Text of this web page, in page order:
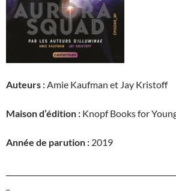
Auteurs :Amie Kaufman et Jay Kristoff
Maison d’édition : Knopf Books for
Année de parution : 2019